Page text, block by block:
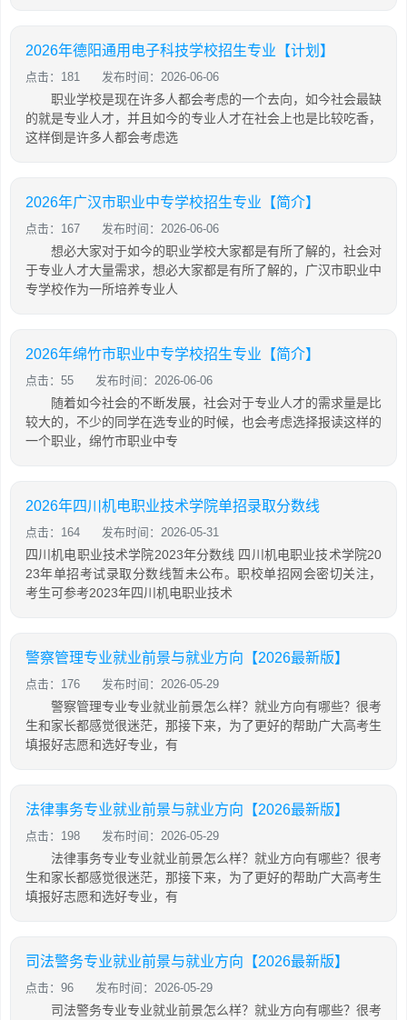
2026年德阳通用电子科技学校招生专业【计划】
点击：181 发布时间：2026-06-06
职业学校是现在许多人都会考虑的一个去向，如今社会最缺
的就是专业人才，并且如今的专业人才在社会上也是比较吃香，
这样倒是许多人都会考虑选
2026年广汉市职业中专学校招生专业【简介】
点击：167 发布时间：2026-06-06
想必大家对于如今的职业学校大家都是有所了解的，社会对
于专业人才大量需求，想必大家都是有所了解的，广汉市职业中
专学校作为一所培养专业人
2026年绵竹市职业中专学校招生专业【简介】
点击：55 发布时间：2026-06-06
随着如今社会的不断发展，社会对于专业人才的需求量是比
较大的，不少的同学在选专业的时候，也会考虑选择报读这样的
一个职业，绵竹市职业中专
2026年四川机电职业技术学院单招录取分数线
点击：164 发布时间：2026-05-31
四川机电职业技术学院2023年分数线 四川机电职业技术学院20
23年单招考试录取分数线暂未公布。职校单招网会密切关注，
考生可参考2023年四川机电职业技术
警察管理专业就业前景与就业方向【2026最新版】
点击：176 发布时间：2026-05-29
警察管理专业专业就业前景怎么样？就业方向有哪些？很考
生和家长都感觉很迷茫，那接下来，为了更好的帮助广大高考生
填报好志愿和选好专业，有
法律事务专业就业前景与就业方向【2026最新版】
点击：198 发布时间：2026-05-29
法律事务专业专业就业前景怎么样？就业方向有哪些？很考
生和家长都感觉很迷茫，那接下来，为了更好的帮助广大高考生
填报好志愿和选好专业，有
司法警务专业就业前景与就业方向【2026最新版】
点击：96 发布时间：2026-05-29
司法警务专业专业就业前景怎么样？就业方向有哪些？很考